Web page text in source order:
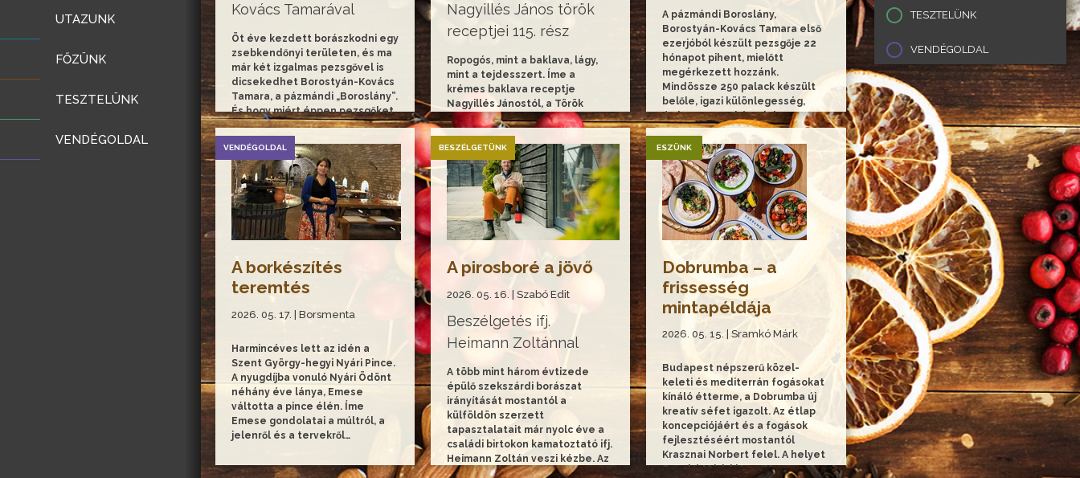
UTAZUNK
FŐZÜNK
TESZTELÜNK
VENDÉGOLDAL
Kovács Tamarával
Öt éve kezdett borászkodni egy
zsebkendőnyi területen, és ma
már két izgalmas pezsgővel is
dicsekedhet Borostyán-Kovács
Tamara, a pázmándi „Boroslány”.
És hogy miért éppen pezsgőket
készít? Erről is mesélt Szabó
Nagyillés János török
receptjei 115. rész
Ropogós, mint a baklava, lágy,
mint a tejdesszert. Íme a
krémes baklava receptje
Nagyillés Jánostól, a Török
örömök sorozat 115. részében…
A pázmándi Boroslány,
Borostyán-Kovács Tamara első
ezerjóból készült pezsgője 22
hónapot pihent, mielőtt
megérkezett hozzánk.
Mindössze 250 palack készült
belőle, igazi különlegesség,
érdemes megkóstolni…
VENDÉGOLDAL
A borkészítés
teremtés
2026. 05. 17. | Borsmenta
Harmincéves lett az idén a
Szent György-hegyi Nyári Pince.
A nyugdíjba vonuló Nyári Ödönt
néhány éve lánya, Emese
váltotta a pince élén. Íme
Emese gondolatai a múltról, a
jelenről és a tervekről…
BESZÉLGETÜNK
A pirosboré a jövő
2026. 05. 16. | Szabó Edit
Beszélgetés ifj.
Heimann Zoltánnal
A több mint három évtizede
épülő szekszárdi borászat
irányítását mostantól a
külföldön szerzett
tapasztalatait már nyolc éve a
családi birtokon kamatoztató ifj.
Heimann Zoltán veszi kézbe. Az
új irányokról és a tervekről
ESZÜNK
Dobrumba – a
frissesség
mintapéldája
2026. 05. 15. | Sramkó Márk
Budapest népszerű közel-
keleti és mediterrán fogásokat
kínáló étterme, a Dobrumba új
kreatív séfet igazolt. Az étlap
koncepciójáért és a fogások
fejlesztéséért mostantól
Krasznai Norbert felel. A helyet
Sramkó Márk látogatta meg...
TESZTELÜNK
VENDÉGOLDAL